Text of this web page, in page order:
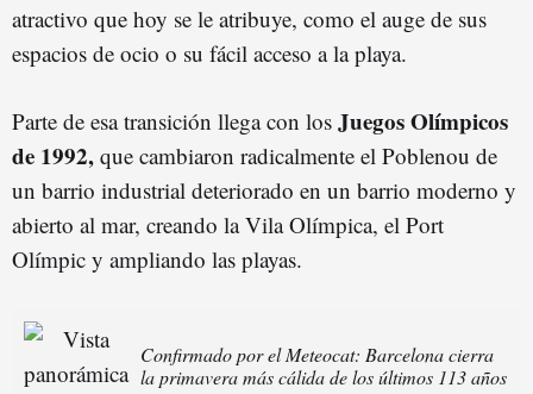
atractivo que hoy se le atribuye, como el auge de sus
espacios de ocio o su fácil acceso a la playa.
Parte de esa transición llega con los Juegos Olímpicos
de 1992, que cambiaron radicalmente el Poblenou de
un barrio industrial deteriorado en un barrio moderno y
abierto al mar, creando la Vila Olímpica, el Port
Olímpic y ampliando las playas.
Confirmado por el Meteocat: Barcelona cierra
la primavera más cálida de los últimos 113 años